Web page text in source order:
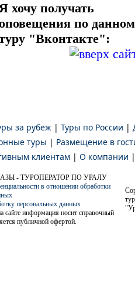
хочу получать
по
"Вконтакте":
за рубеж | Туры по России |
туры | Размещение в
клиентам| О компании
- ТУРОПЕРАТОР ПО УРАЛУ
в отношении обработки
персональных данных
сайте информация носит справочный
публичной офертой.